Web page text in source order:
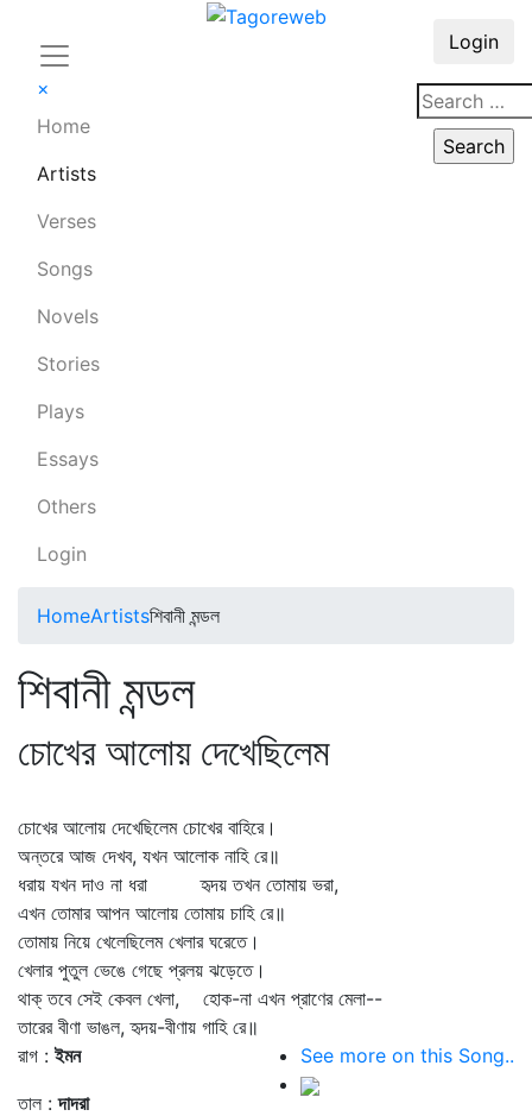
×
Home
Artists
Verses
Songs
Novels
Stories
Plays
Essays
Others
Login
Login
HomeArtistsশিবানী মন্ডল
শিবানী মন্ডল
চোখের আলোয় দেখেছিলেম
চোখের আলোয় দেখেছিলেম চোখের বাহিরে।
অন্তরে আজ দেখব, যখন আলোক নাহি রে॥
ধরায় যখন দাও না ধরা হৃদয় তখন তোমায় ভরা,
এখন তোমার আপন আলোয় তোমায় চাহি রে॥
তোমায় নিয়ে খেলেছিলেম খেলার ঘরেতে।
খেলার পুতুল ভেঙে গেছে প্রলয় ঝড়েতে।
থাক্‌ তবে সেই কেবল খেলা, হোক-না এখন প্রাণের মেলা--
তারের বীণা ভাঙল, হৃদয়-বীণায় গাহি রে॥
রাগ :ইমন
তাল :দাদরা
See more on this Song..